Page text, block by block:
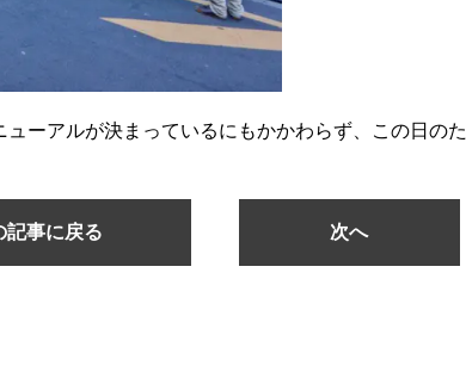
ーアルが決まっているにもかかわらず、この日のた
記事に戻る 次へ